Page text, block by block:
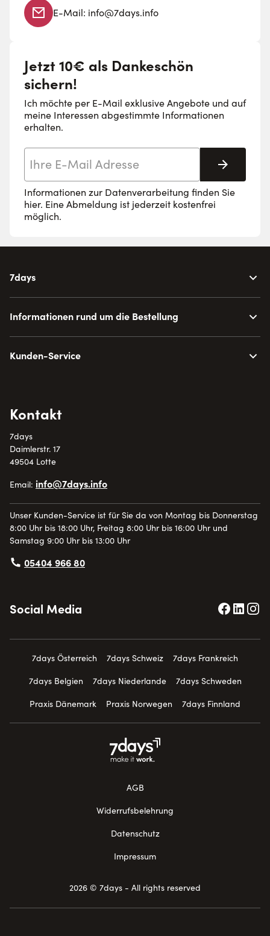
E-Mail: info@7days.info
Jetzt 10€ als Dankeschön
sichern!
Ich möchte per E-Mail exklusive Angebote und auf
meine Interessen abgestimmte Informationen
erhalten.
Informationen zur Datenverarbeitung finden Sie
hier. Eine Abmeldung ist jederzeit kostenfrei
möglich.
7days
Informationen rund um die Bestellung
Kunden-Service
Kontakt
7days
Daimlerstr. 17
49504 Lotte
Email: info@7days.info
Unser Kunden-Service ist für Sie da von Montag bis Donnerstag
8:00 Uhr bis 18:00 Uhr, Freitag 8:00 Uhr bis 16:00 Uhr und
Samstag 9:00 Uhr bis 13:00 Uhr
05404 966 80
Social Media
7days Österreich 7days Schweiz
7days Frankreich
7days Belgien
7days Niederlande
7days Schweden
Praxis Dänemark
Praxis Norwegen 7days Finnland
AGB
Widerrufsbelehrung
Datenschutz
Impressum
2026 © 7days - All rights reserved